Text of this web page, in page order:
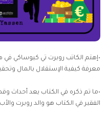
•إهتم الكاتب روبرت تي كيوساكي في
معرفة كيفية الإستقلال بالمال
•ما تم ذكره في الكتاب يعد أحداث
الفقير في الكتاب هو والد روبرت